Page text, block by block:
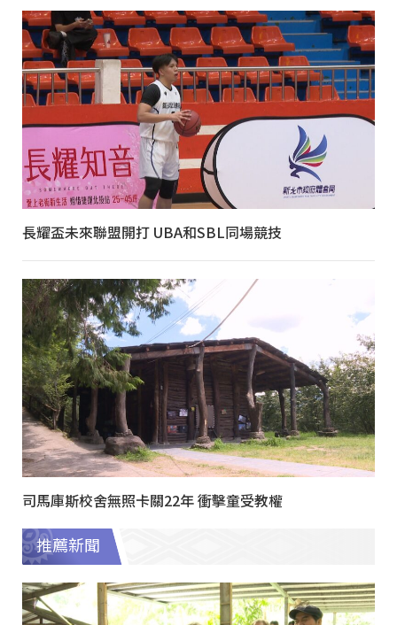
長耀盃未來聯盟開打 UBA和SBL同場競技
司馬庫斯校舍無照卡關22年 衝擊童受教權
推薦新聞